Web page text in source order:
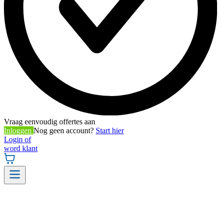
Vraag eenvoudig offertes aan
Inloggen Nog geen account? Start hier
Login of
word klant